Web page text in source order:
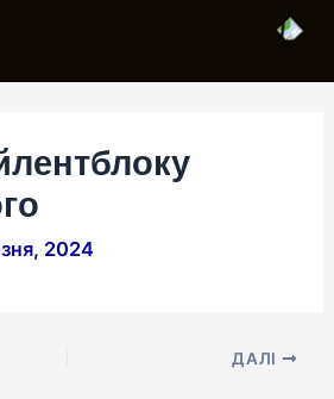
2024
ДАЛІ